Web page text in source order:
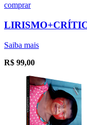
comprar
Saiba mais
R$ 99,00